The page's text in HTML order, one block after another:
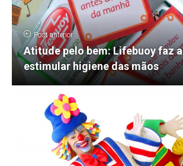
Post anterior
Atitude pelo bem: Lifebuoy faz
estimular higiene das mãos